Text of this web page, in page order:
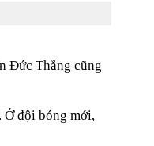
Đức Thắng cũng
Ở đội bóng mới,